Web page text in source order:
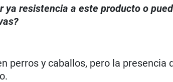
ya resistencia a este producto o
perros y caballos, pero la presencia